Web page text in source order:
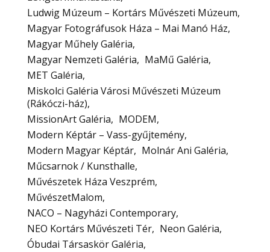
Ludwig Múzeum – Kortárs Művészeti Múzeum
Magyar Fotográfusok Háza – Mai Manó Ház
Magyar Műhely Galéria
Magyar Nemzeti Galéria
MaMű Galéria
MET Galéria
Miskolci Galéria Városi Művészeti Múzeum
(Rákóczi-ház)
MissionArt Galéria
MODEM
Modern Képtár – Vass-gyűjtemény
Modern Magyar Képtár
Molnár Ani Galéria
Műcsarnok / Kunsthalle
Művészetek Háza Veszprém
MűvészetMalom
NACO – Nagyházi Contemporary
NEO Kortárs Művészeti Tér
Neon Galéria
Óbudai Társaskör Galéria